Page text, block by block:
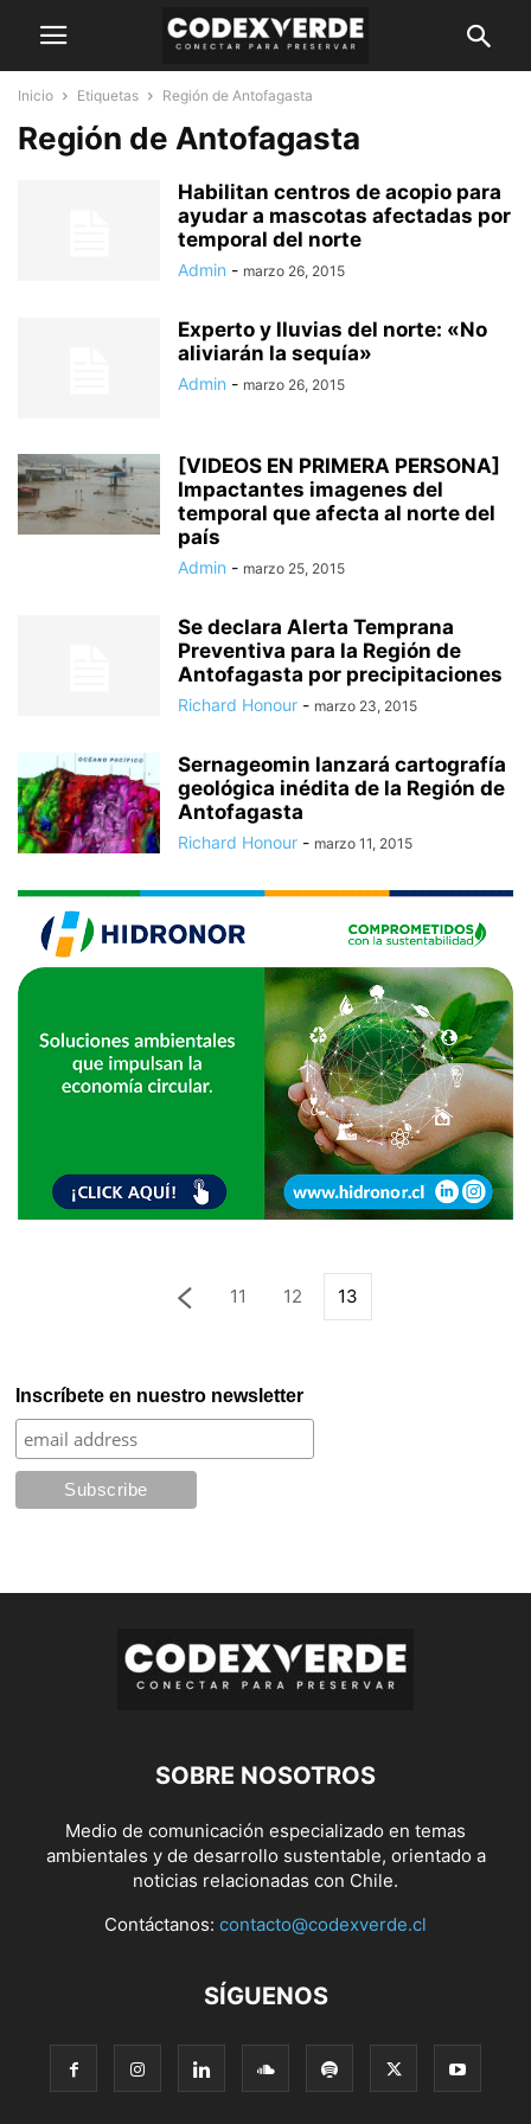
Inicio Etiquetas Región de Antofagasta
Región de Antofagasta
Habilitan centros de acopio para
ayudar a mascotas afectadas por
temporal del norte
Admin - marzo 26, 2015
Experto y lluvias del norte: «No
aliviarán la sequía»
Admin - marzo 26, 2015
[VIDEOS EN PRIMERA PERSONA]
Impactantes imagenes del
temporal que afecta al norte del
país
Admin - marzo 25, 2015
Se declara Alerta Temprana
Preventiva para la Región de
Antofagasta por precipitaciones
Richard Honour - marzo 23, 2015
Sernageomin lanzará cartografía
geológica inédita de la Región de
Antofagasta
Richard Honour - marzo 11, 2015
11 12 13
Inscríbete en nuestro newsletter
SOBRE NOSOTROS
Medio de comunicación especializado en temas
ambientales y de desarrollo sustentable, orientado a
noticias relacionadas con Chile.
Contáctanos: contacto@codexverde.cl
SÍGUENOS